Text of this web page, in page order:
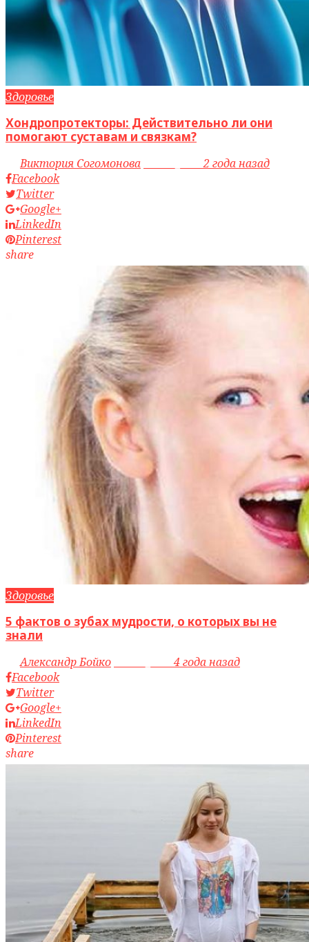
Здоровье
Хондропротекторы: Действительно ли они
помогают суставам и связкам?
byВиктория Согомонова access_time2 года назад
Facebook
Twitter
Google+
LinkedIn
Pinterest
share
Здоровье
5 фактов о зубах мудрости, о которых вы не
знали
byАлександр Бойко
4 года назад
Facebook
Twitter
Google+
LinkedIn
Pinterest
share